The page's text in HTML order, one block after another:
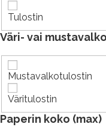
Tulostin
Väri- vai
Mustavalkotulostin
Väritulostin
Paperin koko (max)